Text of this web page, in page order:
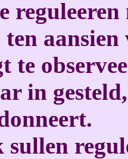
te
in